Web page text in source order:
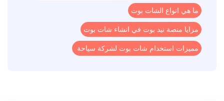
ما هي انواع الشات بوت
مزايا منصة نيد بوت في انشاء شات بوت
مميزات استخدام شات بوت لشركة سياحة